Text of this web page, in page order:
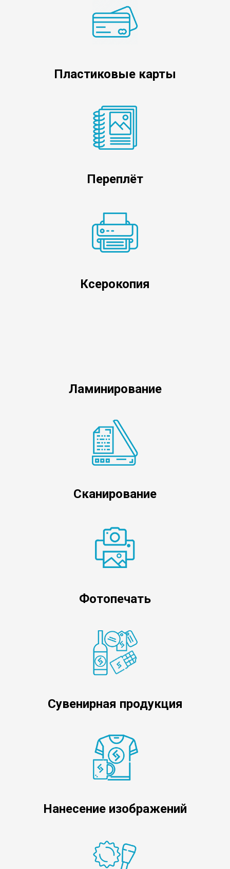
Пластиковые карты
Переплёт
Ксерокопия
Ламинирование
Сканирование
Фотопечать
Сувенирная продукция
Нанесение изображений